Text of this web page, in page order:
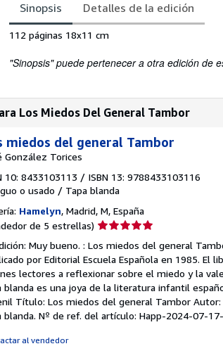
Sinopsis Detalles de la edición
Sinopsis
112 páginas 18x11 cm
"Sinopsis" puede pertenecer a otra edición de
Los Miedos Del General Tambor
miedos del general Tambor
González Torices
10: 8433103113 / ISBN 13: 9788433103116
o usado / Tapa blanda
Hamelyn, Madrid, M, España
de 5 estrellas) Calificación
vendedor:
5
de
5
estrellas
Muy bueno. : Los miedos del general
por Editorial Escuela Española en 1985. El
lectores a reflexionar sobre el miedo y la
blanda es una joya de la literatura infantil
Título: Los miedos del general Tambor Autor:
blanda. Nº de ref. del artículo: Happ-2024-07-
al vendedor